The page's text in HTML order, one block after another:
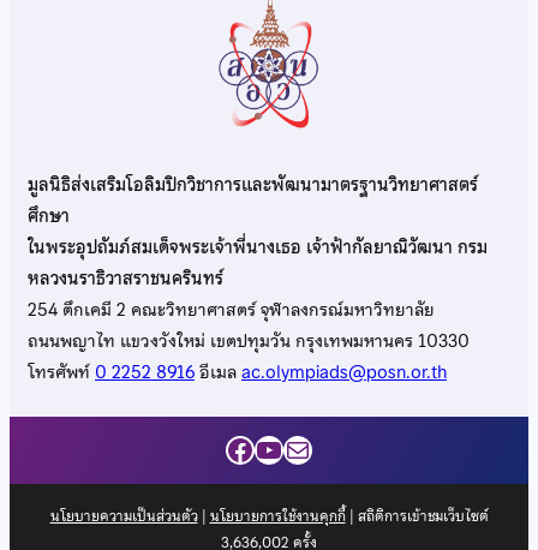
มูลนิธิส่งเสริมโอลิมปิกวิชาการและพัฒนามาตรฐานวิทยาศาสตร์
ศึกษา
ในพระอุปถัมภ์สมเด็จพระเจ้าพี่นางเธอ เจ้าฟ้ากัลยาณิวัฒนา กรม
หลวงนราธิวาสราชนครินทร์
254 ตึกเคมี 2 คณะวิทยาศาสตร์ จุฬาลงกรณ์มหาวิทยาลัย
ถนนพญาไท แขวงวังใหม่ เขตปทุมวัน กรุงเทพมหานคร 10330
โทรศัพท์0 2252 8916อีเมลac.olympiads@posn.or.th
Facebook
YouTube
Mail
นโยบายความเป็นส่วนตัว| นโยบายการใช้งานคุกกี้| สถิติการเข้าชมเว็บไซต์
3,636,002 ครั้ง